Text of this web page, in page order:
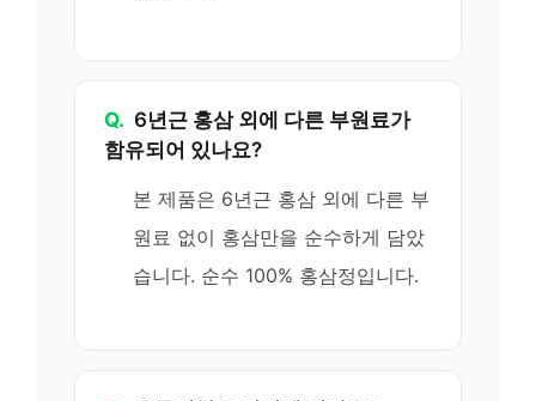
Q. 6년근 홍삼 외에 다른 부원료가
함유되어 있나요?
본 제품은 6년근 홍삼 외에 다른 부
원료 없이 홍삼만을 순수하게 담았
습니다. 순수 100% 홍삼정입니다.